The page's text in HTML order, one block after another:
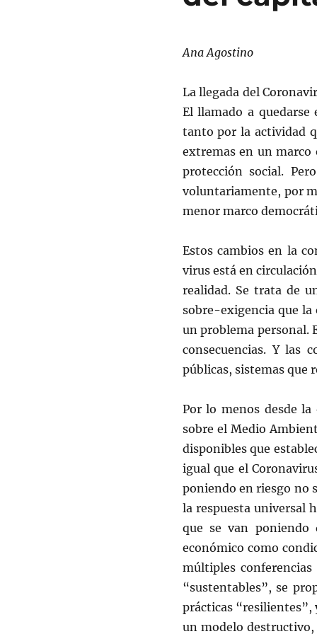
Ana Agostino
La llegada del
El llamado a
tanto por la actividad
extremas en un marco
protección social.
voluntariamente, por
menor marco
Estos cambios en la
virus está en
realidad. Se trata de
sobre-exigencia que la
un problema personal.
consecuencias. Y las
públicas, sistemas que
Por lo menos desde la
sobre el Medio
disponibles que
igual que el
poniendo en riesgo no
la respuesta universal
que se van poniendo
económico como
múltiples
“sustentables”, se
prácticas “resilientes”,
un modelo